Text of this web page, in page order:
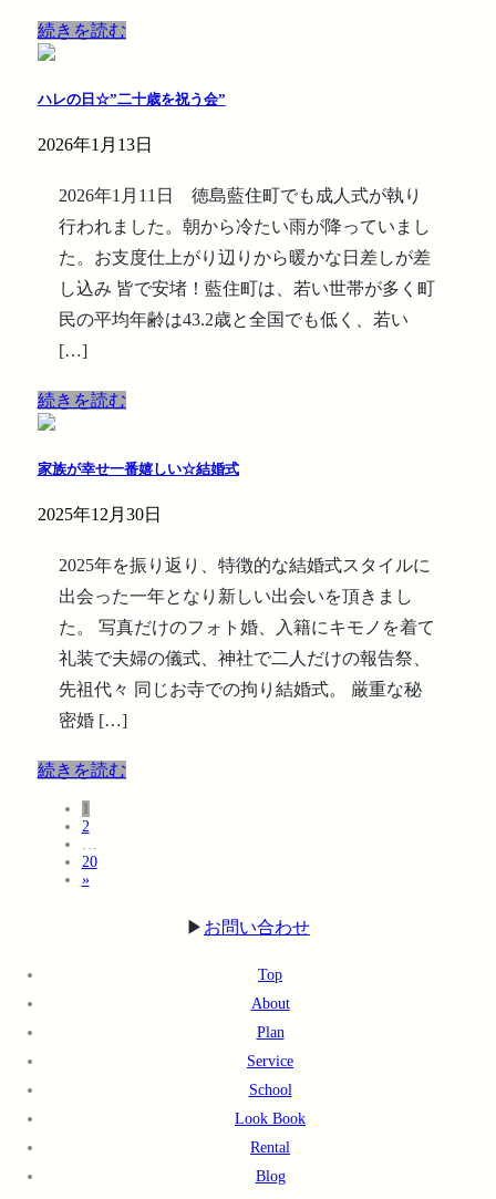
続きを読む
ハレの日☆”二十歳を祝う会”
2026年1月13日
2026年1月11日 徳島藍住町でも成人式が執り
行われました。朝から冷たい雨が降っていまし
た。お支度仕上がり辺りから暖かな日差しが差
し込み 皆で安堵！藍住町は、若い世帯が多く町
民の平均年齢は43.2歳と全国でも低く、若い
[…]
続きを読む
家族が幸せ一番嬉しい☆結婚式
2025年12月30日
2025年を振り返り、特徴的な結婚式スタイルに
出会った一年となり新しい出会いを頂きまし
た。 写真だけのフォト婚、入籍にキモノを着て
礼装で夫婦の儀式、神社で二人だけの報告祭、
先祖代々 同じお寺での拘り結婚式。 厳重な秘
密婚 […]
続きを読む
固
定
ペ
ー
ジ
1
固
定
ペ
ー
2
…
固
定
20
»
▶︎ お問い合わせ
Top
About
Plan
Service
School
Look Book
Rental
Blog